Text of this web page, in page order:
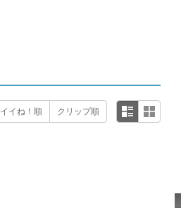
イイね！順 クリップ順